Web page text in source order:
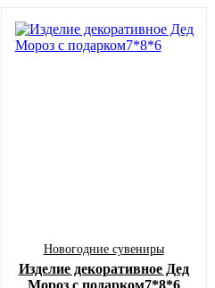
Новогодние сувениры
Изделие декоративное Дед
Мороз с подарком7*8*6